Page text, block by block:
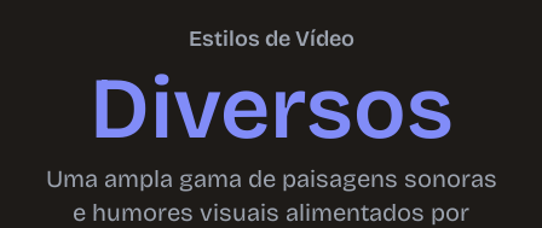
Estilos de Vídeo
Diversos
Uma ampla gama de paisagens sonoras
e humores visuais alimentados por